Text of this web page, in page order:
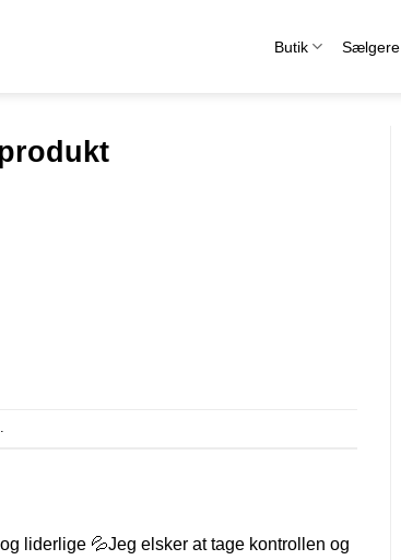
Butik Sælgere
liderlige 💦Jeg elsker at tage kontrollen og